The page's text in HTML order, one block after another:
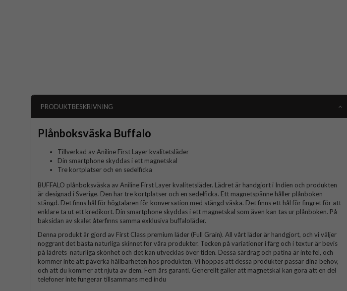
PRODUKTBESKRIVNING
Plånboksväska Buffalo
Tillverkad av Aniline First Layer kvalitetsläder
Din smartphone skyddas i ett magnetskal
Tre kortplatser och en sedelficka
BUFFALO plånboksväska av Aniline First Layer kvalitetsläder. Lädret är handgjort i Indien och produkten
är designad i Sverige. Den har tre kortplatser och en sedelficka. Ett magnetspänne håller plånboken
stängd. Det finns hål för högtalaren för konversation med stängd väska. Det finns ett hål för fingret för att
enklare ta ut ett kredikort. Din smartphone skyddas i ett magnetskal som även kan tas ur plånboken. På
baksidan av skalet återfinns samma exklusiva buffaloläder.
Denna produkt är gjord av First Class premium läder (Full Grain). All vårt läder är handgjort, och vi väljer
noggrant det bästa naturliga skinnet för våra produkter. Tecken på variationer i färg och i textur är bevis
på lädrets naturliga skönhet och det kan utvecklas över tiden. Dessa särdrag och patina är inte fel, och
kommer inte att påverka hållbarheten hos produkten. Vi hoppas att dessa produkter passar dina behov,
och att du kommer att njuta av dem. Fem års garanti. Generellt gäller att magnetskal kan göra att en del
telefoner inte fungerar tillsammans med indu